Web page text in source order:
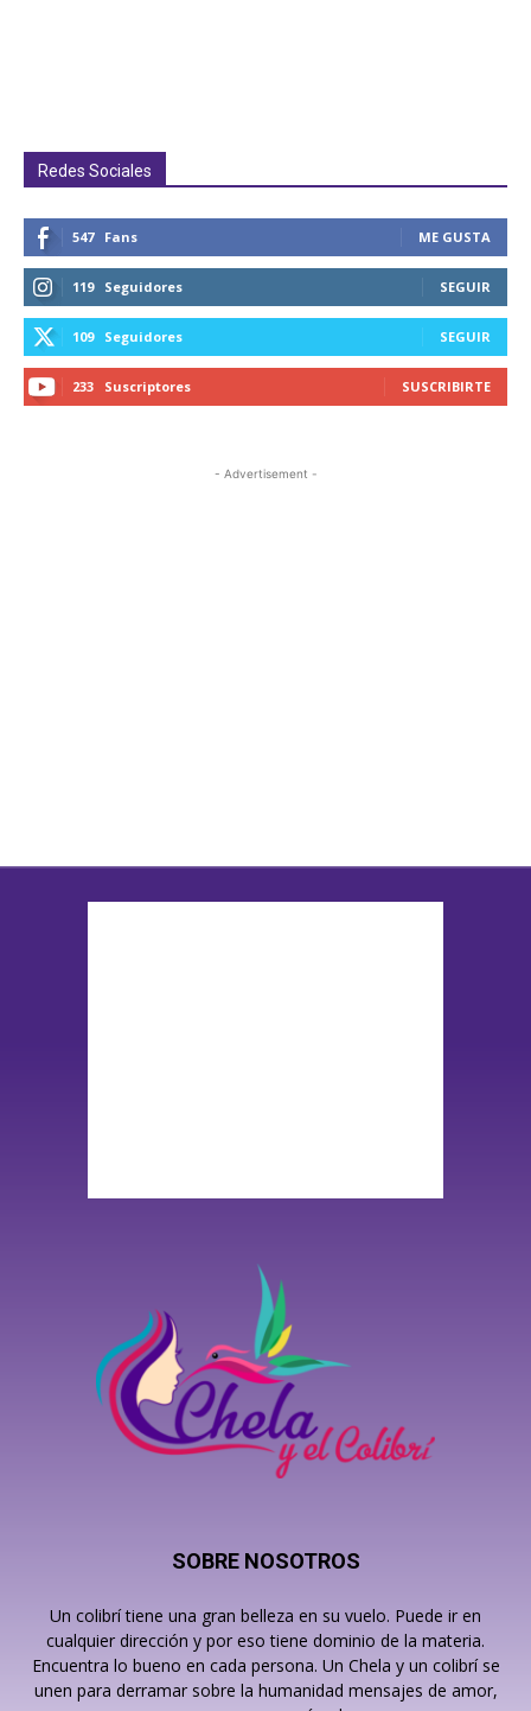
Redes Sociales
547 Fans ME GUSTA
119 Seguidores SEGUIR
109 Seguidores SEGUIR
233 Suscriptores SUSCRIBIRTE
- Advertisement -
SOBRE NOSOTROS
Un colibrí tiene una gran belleza en su vuelo. Puede ir en
cualquier dirección y por eso tiene dominio de la materia.
Encuentra lo bueno en cada persona. Un Chela y un colibrí se
unen para derramar sobre la humanidad mensajes de amor,